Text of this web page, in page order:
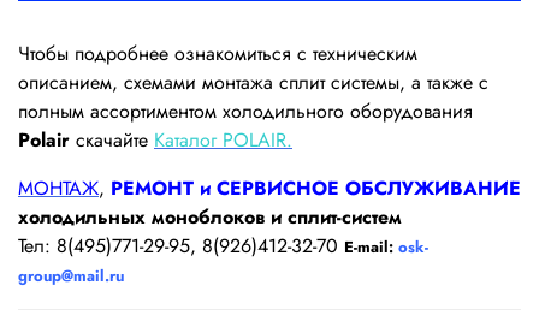
Чтобы подробнее ознакомиться с техническим
описанием, схемами монтажа сплит системы, а также с
полным ассортиментом холодильного оборудования
Polair скачайте Каталог POLAIR.
МОНТАЖ, РЕМОНТ и СЕРВИСНОЕ ОБСЛУЖИВАНИЕ
холодильных моноблоков и сплит-систем
Тел: 8(495)771-29-95, 8(926)412-32-70 E-mail: osk-
group@mail.ru